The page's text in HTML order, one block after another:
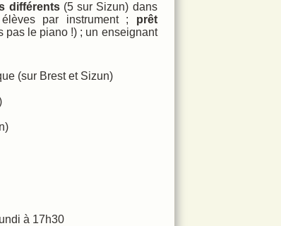
différents(5 sur Sizun) dans
par instrument ; prêt
pas le piano !) ; un enseignant
(sur Brest et Sizun)
à 17h30